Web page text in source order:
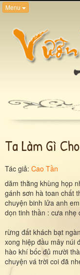
Menu
Ta Làm Gì
Tác giả: Cao Tần
dăm thằng khùng họp
gánh sơn hà toan chất
chuyện binh lửa anh
dọn tinh thần : cưa nhẹ
rừng đất khách bạt
xong hiệp đầu mây núi
hào khí bốc đủ mười
chuyện vá trời coi đã